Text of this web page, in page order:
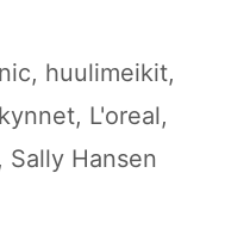
, huulimeikit,
kynnet, L'oreal,
, Sally Hansen